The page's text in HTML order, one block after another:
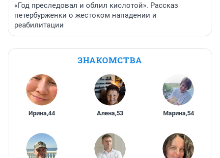
«Год преследовал и облил кислотой». Рассказ
петербурженки о жестоком нападении и
реабилитации
ЗНАКОМСТВА
Ирина,44 Алена,53 Марина,54